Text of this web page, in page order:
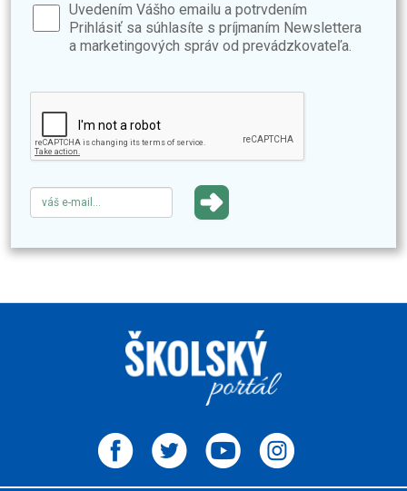
Uvedením Vášho emailu a potrvdením
Prihlásiť sa súhlasíte s príjmaním Newslettera
a marketingových správ od prevádzkovateľa.